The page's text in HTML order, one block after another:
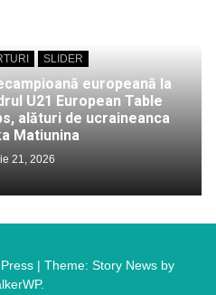
SLIDER
europeană la
U21 European Table
alături de ucraineanca
Matiunina
21, 2026
| Theme: Story News by
.